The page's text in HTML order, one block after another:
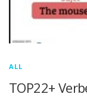
ALL
TOP22+